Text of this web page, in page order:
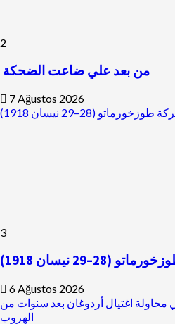
2
من بعد علي ضاعت الضحكة
7 Ağustos 2026
طوزخورماتو (28–29 نيسان 1918)
3
(28–29 نيسان 1918)
6 Ağustos 2026
اغتيال أردوغان بعد سنوات من
الهروب